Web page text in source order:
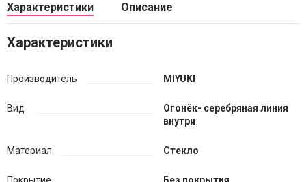
Характеристики Описание
Характеристики
Производитель MIYUKI
Вид
Огонёк- серебряная линия
внутри
Материал Стекло